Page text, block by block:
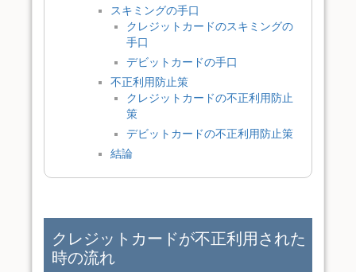
スキミングの手口
クレジットカードのスキミングの
手口
デビットカードの手口
不正利用防止策
クレジットカードの不正利用防止
策
デビットカードの不正利用防止策
結論
クレジットカードが不正利用された
時の流れ